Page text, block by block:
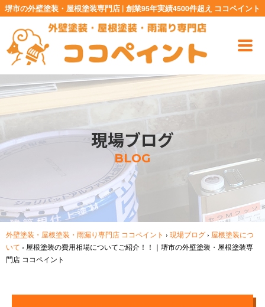
堺市の外壁塗装・屋根塗装専門店 | 創業95年実績4500件超え ココペイント
現場ブログ
BLOG
外壁塗装・屋根塗装・雨漏り専門店 ココペイント › 現場ブログ › 屋根塗装につ
いて › 屋根塗装の費用相場についてご紹介！！｜堺市の外壁塗装・屋根塗装専
門店 ココペイント